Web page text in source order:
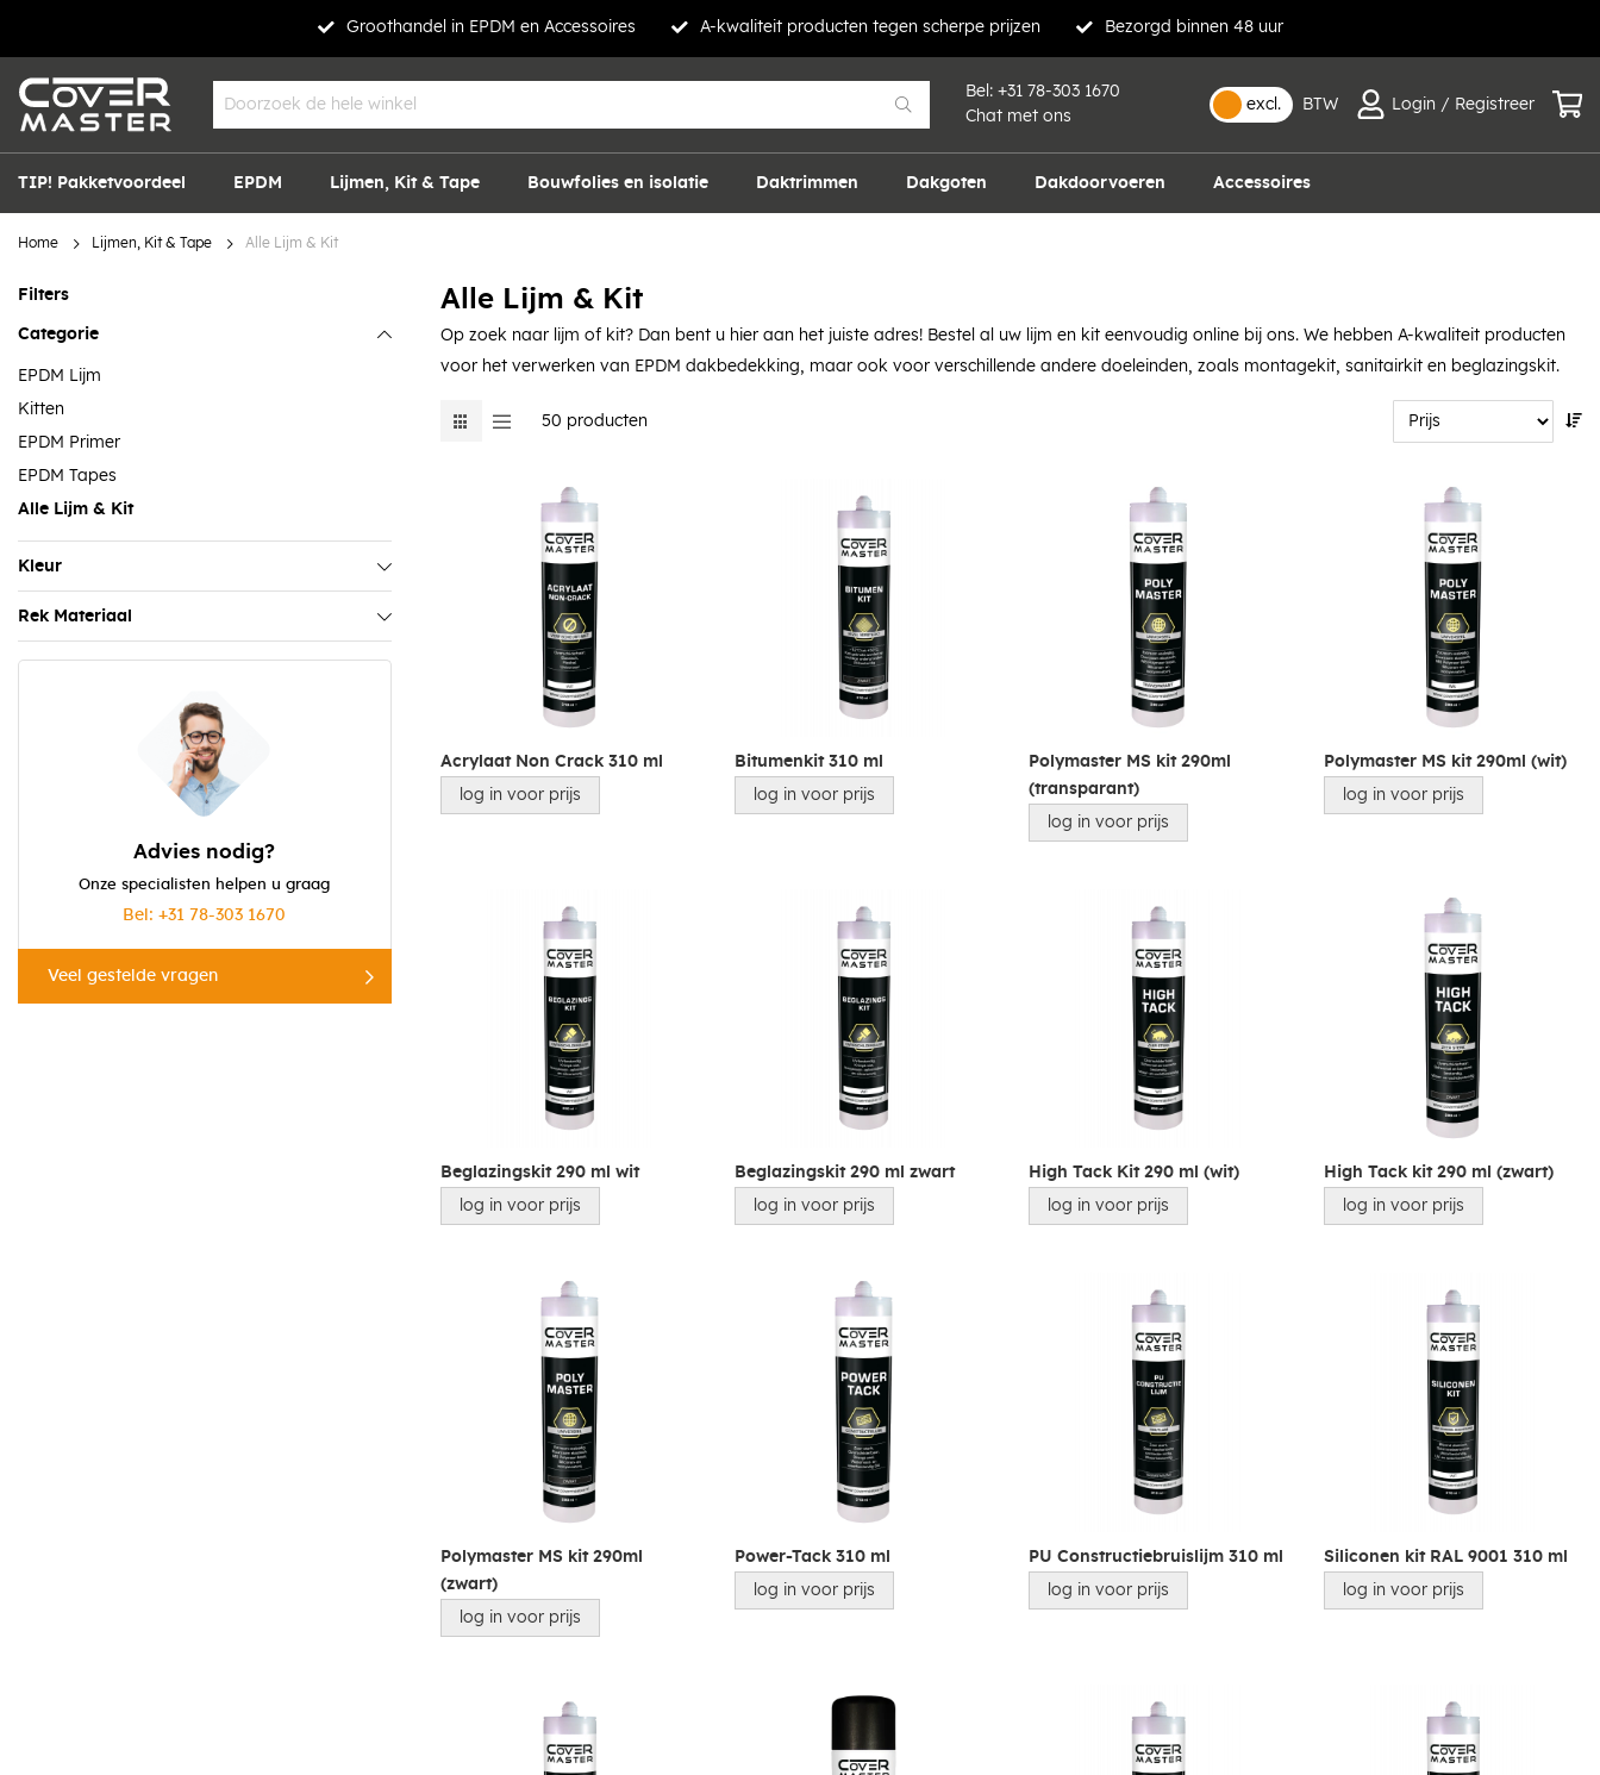
Groothandel in EPDM en Accessoires A-kwaliteit producten tegen scherpe prijzen Bezorgd binnen 48 uur
Bel:+31 78-303 1670
Chat met ons
excl. BTW Login / Registreer
TIP! Pakketvoordeel EPDM Lijmen, Kit & Tape Bouwfolies en isolatie Daktrimmen Dakgoten Dakdoorvoeren Accessoires
Home Lijmen, Kit & Tape Alle Lijm & Kit
Alle Lijm & Kit
Op zoek naar lijm of kit? Dan bent u hier aan het juiste adres! Bestel al uw lijm en kit eenvoudig online bij ons. We hebben A-kwaliteit producten
voor het verwerken van EPDM dakbedekking, maar ook voor verschillende andere doeleinden, zoals montagekit, sanitairkit en beglazingskit.
Foto-
tabel
Lijst50 producten
Acrylaat Non Crack 310 ml
log in voor prijs
Bitumenkit 310 ml
log in voor prijs
Polymaster MS kit 290ml
(transparant)
log in voor prijs
Polymaster MS kit 290ml (wit)
log in voor prijs
Beglazingskit 290 ml wit
log in voor prijs
Beglazingskit 290 ml zwart
log in voor prijs
High Tack Kit 290 ml (wit)
log in voor prijs
High Tack kit 290 ml (zwart)
log in voor prijs
Polymaster MS kit 290ml
(zwart)
log in voor prijs
Power-Tack 310 ml
log in voor prijs
PU Constructiebruislijm 310 ml
log in voor prijs
Siliconen kit RAL 9001 310 ml
log in voor prijs
Filters
Categorie
EPDM Lijm
Kitten
EPDM Primer
EPDM Tapes
Alle Lijm & Kit
Kleur
Rek Materiaal
Advies nodig?
Onze specialisten helpen u graag
Bel: +31 78-303 1670
Veel gestelde vragen